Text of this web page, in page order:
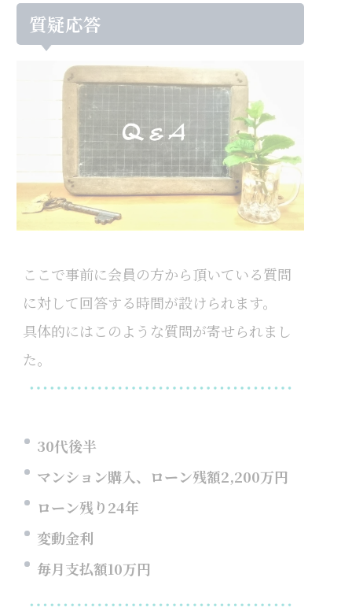
質疑応答
ここで事前に会員の方から頂いている質問
に対して回答する時間が設けられます。
具体的にはこのような質問が寄せられまし
た。
30代後半
マンション購入、ローン残額2,200万円
ローン残り24年
変動金利
毎月支払額10万円